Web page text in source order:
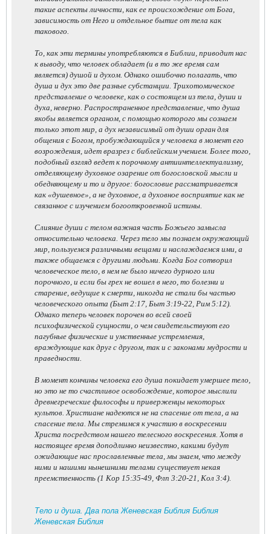
такие аспекты личности, как ее происхождение от Бога,
зависимость от Него и отдельное бытие от тела как
такового.
То, как эти термины употребляются в Библии, приводит нас
к выводу, что человек обладает (и в то же время сам
является) душой и духом. Однако ошибочно полагать, что
душа и дух это две разные субстанции. Трихотомическое
представление о человеке, как о состоящем из тела, души и
духа, неверно. Распространенное представление, что душа
якобы является органом, с помощью которого мы сознаем
только этот мир, а дух независимый от души орган для
общения с Богом, пробуждающийся у человека в момент его
возрождения, идет вразрез с библейским учением. Более того,
подобный взгляд ведет к порочному антиинтеллектуализму,
отделяющему духовное озарение от богословской мысли и
обедняющему и то и другое: богословие рассматривается
как «душевное», а не духовное, а духовное восприятие как не
связанное с изучением богооткровенной истины.
Слияние души с телом важная часть Божьего замысла
относительно человека. Через тело мы познаем окружающий
мир, пользуемся различными вещами и наслаждаемся ими, а
также общаемся с другими людьми. Когда Бог сотворил
человеческое тело, в нем не было ничего дурного или
порочного, и если бы грех не вошел в него, то болезни и
старение, ведущие к смерти, никогда не стали бы частью
человеческого опыта (Быт 2:17, Быт 3:19-22, Рим 5:12).
Однако теперь человек порочен во всей своей
психофизической сущности, о чем свидетельствуют его
пагубные физические и умственные устремления,
враждующие как друг с другом, так и с законами мудрости и
праведности.
В момент кончины человека его душа покидает умершее тело,
но это не то счастливое освобождение, которое мыслили
древнегреческие философы и приверженцы некоторых
культов. Христиане надеются не на спасение от тела, а на
спасение тела. Мы стремимся к участию в воскресении
Христа посредством нашего телесного воскресения. Хотя в
настоящее время доподлинно неизвестно, какими будут
ожидающие нас прославленные тела, мы знаем, что между
ними и нашими нынешними телами существует некая
преемственность (1 Кор 15:35-49, Флп 3:20-21, Кол 3:4).
Тело и душа. Два пола Женевская Библия Библия
Женевская Библия